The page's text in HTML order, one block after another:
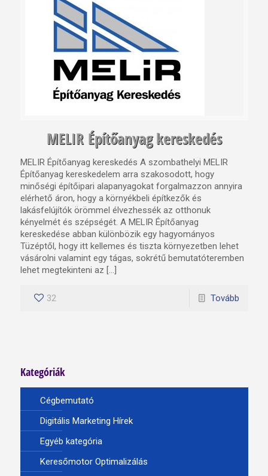
MELIR Építőanyag kereskedés
MELIR Építőanyag kereskedés A szombathelyi MELIR
Építőanyag kereskedelem arra szakosodott, hogy
minőségi építőipari alapanyagokat forgalmazzon annyira
elérhető áron, hogy a környékbeli építkezők és
lakásfelújítók örömmel élvezhessék az otthonuk
kényelmét és szépségét. A MELIR Építőanyag
kereskedése abban különbözik egy hagyományos
Tüzéptől, hogy itt kellemes és tiszta környezetben lehet
vásárolni valamint egy tágas, sokrétű bemutatóteremben
lehet megtekinteni az […]
32 Tovább
Kategóriák
Cégbemutató
Digitális Marketing Hírek
Egyéb kategória
Keresőmotor Optimalizálás